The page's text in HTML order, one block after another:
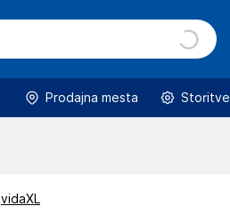
Prodajna mesta Storitve
vidaXL